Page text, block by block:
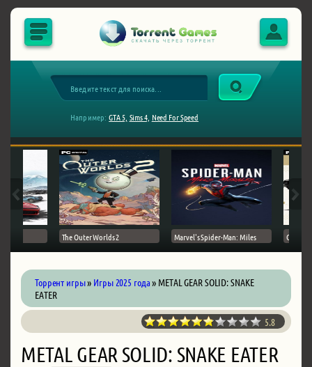
Например: GTA 5, Sims 4, Need For Speed
The Outer Worlds 2 Marvel's Spider-Man: Miles Ghost
Торрент игры» Игры 2025 года» METAL GEAR SOLID: SNAKE
EATER
5.8
METAL GEAR SOLID: SNAKE EATER